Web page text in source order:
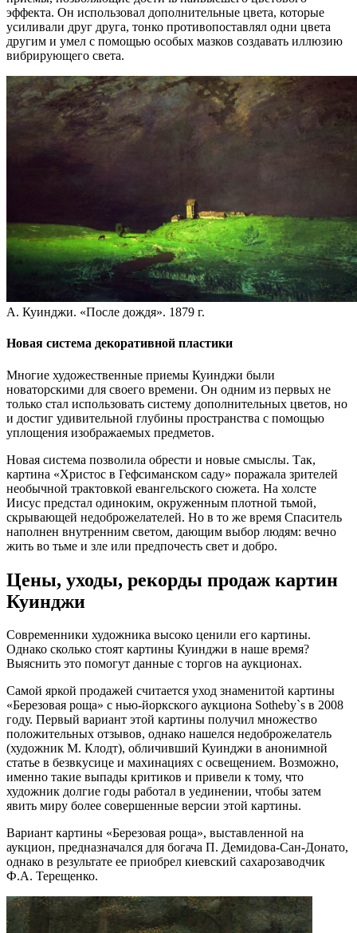
эффекта. Он использовал дополнительные цвета, которые
усиливали друг друга, тонко противопоставлял одни цвета
другим и умел с помощью особых мазков создавать иллюзию
вибрирующего света.
А. Куинджи. «После дождя». 1879 г.
Новая система декоративной пластики
Многие художественные приемы Куинджи были
новаторскими для своего времени. Он одним из первых не
только стал использовать систему дополнительных цветов, но
и достиг удивительной глубины пространства с помощью
уплощения изображаемых предметов.
Новая система позволила обрести и новые смыслы. Так,
картина «Христос в Гефсиманском саду» поражала зрителей
необычной трактовкой евангельского сюжета. На холсте
Иисус предстал одиноким, окруженным плотной тьмой,
скрывающей недоброжелателей. Но в то же время Спаситель
наполнен внутренним светом, дающим выбор людям: вечно
жить во тьме и зле или предпочесть свет и добро.
Цены, уходы, рекорды продаж картин
Куинджи
Современники художника высоко ценили его картины.
Однако сколько стоят картины Куинджи в наше время?
Выяснить это помогут данные с торгов на аукционах.
Самой яркой продажей считается уход знаменитой картины
«Березовая роща» с нью-йоркского аукциона Sotheby`s в 2008
году. Первый вариант этой картины получил множество
положительных отзывов, однако нашелся недоброжелатель
(художник М. Клодт), обличивший Куинджи в анонимной
статье в безвкусице и махинациях с освещением. Возможно,
именно такие выпады критиков и привели к тому, что
художник долгие годы работал в уединении, чтобы затем
явить миру более совершенные версии этой картины.
Вариант картины «Березовая роща», выставленной на
аукцион, предназначался для богача П. Демидова-Сан-Донато,
однако в результате ее приобрел киевский сахарозаводчик
Ф.А. Терещенко.